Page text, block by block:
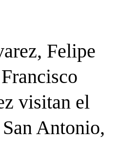
Felipe
visitan el
Antonio,